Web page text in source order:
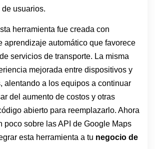
usuarios.
herramienta fue creada con
aprendizaje automático que favorece
servicios de transporte. La misma
mejorada entre dispositivos y
alentando a los equipos a continuar
del aumento de costos y otras
abierto para reemplazarlo. Ahora
poco sobre las API de Google Maps
esta herramienta a tu negocio de